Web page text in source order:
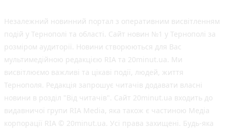
Незалежний новинний портал з оперативним висвітленням
подій у Тернополі та області. Сайт новин №1 у Тернополі за
розміром аудиторії. Новини створюються для Вас
мультимедійною редакцією RIA та 20minut.ua. Ми
висвітлюємо важливі та цікаві події, людей, життя
Тернополя. Редакція запрошує читачів додавати власні
новини в розділ "Від читачів". Сайт 20minut.ua входить до
видавничої групи RIA Media, яка також є частиною Медіа
корпорації RIA © 20minut.ua. Усі права захищені. Будь-яка